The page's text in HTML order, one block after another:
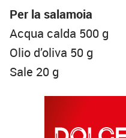
Per la salamoia
Acqua calda 500 g
Olio d’oliva 50 g
Sale 20 g